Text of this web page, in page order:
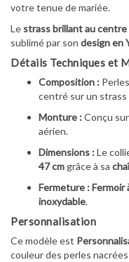
votre tenue de mariée.
Le strass brillant au centre
sublimé par son design en
Détails Techniques et
Composition :
centré sur un strass
Monture :Conçu sur
aérien.
Dimensions :Le
47 cm grâce à sa
Fermeture :Fermoir
inoxydable.
Personnalisation
Ce modèle est
couleur des perles